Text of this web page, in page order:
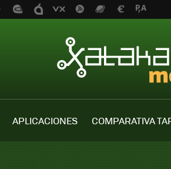
APLICACIONES COMPARATIVA